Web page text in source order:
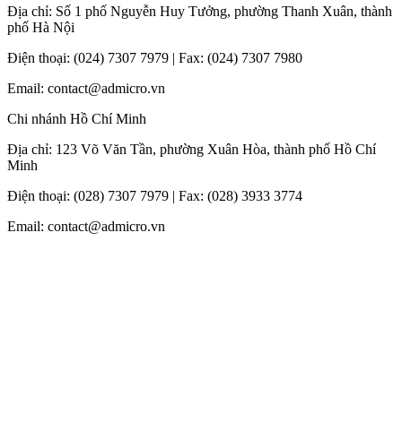
Địa chỉ: Số 1 phố Nguyễn Huy Tưởng, phường Thanh Xuân, thành
phố Hà Nội
Điện thoại: (024) 7307 7979 | Fax: (024) 7307 7980
Email: contact@admicro.vn
Chi nhánh Hồ Chí Minh
Địa chỉ: 123 Võ Văn Tần, phường Xuân Hòa, thành phố Hồ Chí
Minh
Điện thoại: (028) 7307 7979 | Fax: (028) 3933 3774
Email: contact@admicro.vn